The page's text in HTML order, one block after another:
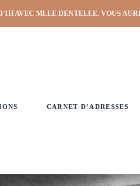
AVEC MLLE DENTELLE. VOUS
CARNET D’ADRESSES